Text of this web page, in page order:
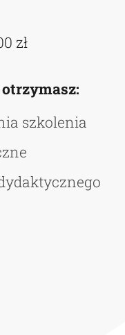
zł
szkolenia